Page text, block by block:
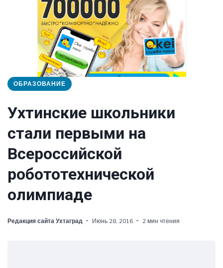
ОБРАЗОВАНИЕ
Ухтинские школьники
стали первыми на
Всероссийской
робототехнической
олимпиаде
Редакция сайта Ухтаград Июнь 28, 2016 2 мин чтения